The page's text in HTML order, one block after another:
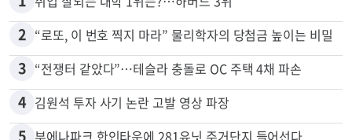
많이 본 뉴스
1 취업 잘되는 대학 1위는?…하버드 3위
2 “로또, 이 번호 찍지 마라” 물리학자의 당첨금 높이는 비밀
3 “전쟁터 같았다”…테슬라 충돌로 OC 주택 4채 파손